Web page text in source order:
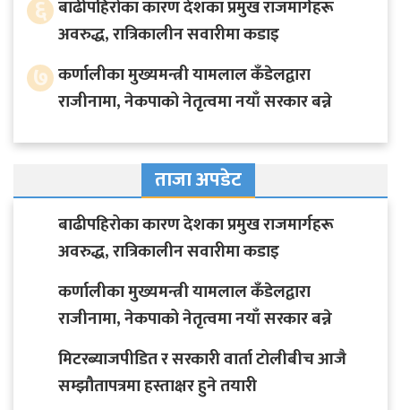
६ बाढीपहिरोका कारण देशका प्रमुख राजमार्गहरू
अवरुद्ध, रात्रिकालीन सवारीमा कडाइ
७ कर्णालीका मुख्यमन्त्री यामलाल कँडेलद्वारा
राजीनामा, नेकपाको नेतृत्वमा नयाँ सरकार बन्ने
ताजा अपडेट
बाढीपहिरोका कारण देशका प्रमुख राजमार्गहरू
अवरुद्ध, रात्रिकालीन सवारीमा कडाइ
कर्णालीका मुख्यमन्त्री यामलाल कँडेलद्वारा
राजीनामा, नेकपाको नेतृत्वमा नयाँ सरकार बन्ने
मिटरब्याजपीडित र सरकारी वार्ता टोलीबीच आजै
सम्झौतापत्रमा हस्ताक्षर हुने तयारी